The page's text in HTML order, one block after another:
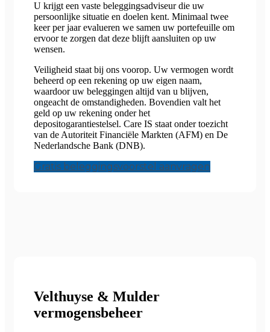
U krijgt een vaste beleggingsadviseur die uw
persoonlijke situatie en doelen kent. Minimaal twee
keer per jaar evalueren we samen uw portefeuille om
ervoor te zorgen dat deze blijft aansluiten op uw
wensen.
Veiligheid staat bij ons voorop. Uw vermogen wordt
beheerd op een rekening op uw eigen naam,
waardoor uw beleggingen altijd van u blijven,
ongeacht de omstandigheden. Bovendien valt het
geld op uw rekening onder het
depositogarantiestelsel. Care IS staat onder toezicht
van de Autoriteit Financiële Markten (AFM) en De
Nederlandsche Bank (DNB).
Gratis beleggingsvoorstel aanvragen
Velthuyse & Mulder
vermogensbeheer